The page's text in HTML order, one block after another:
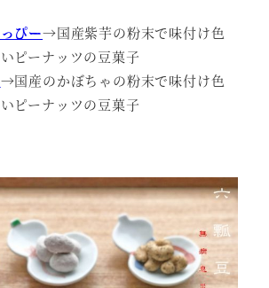
ぴー→国産紫芋の粉末で味付け色
ピーナッツの豆菓子
→国産のかぼちゃの粉末で味付け色
ピーナッツの豆菓子